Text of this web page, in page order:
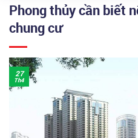
Phong thủy cần biết
chung cư
27
Th4